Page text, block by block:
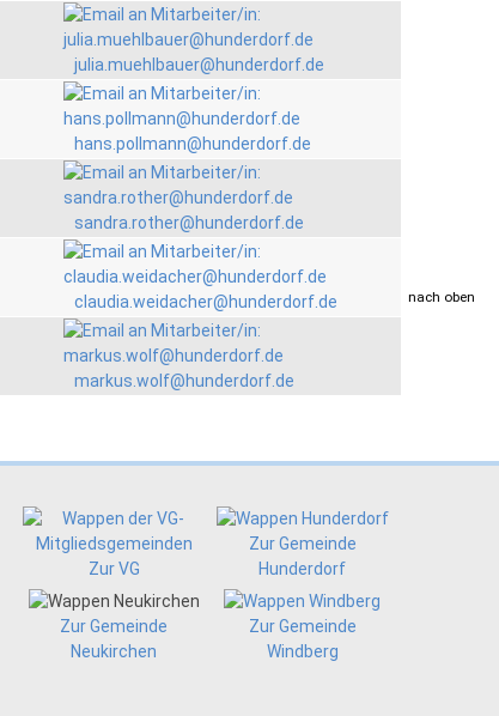
julia.muehlbauer@hunderdorf.de
hans.pollmann@hunderdorf.de
sandra.rother@hunderdorf.de
claudia.weidacher@hunderdorf.de
markus.wolf@hunderdorf.de
drucken nach oben
Zur VG
Zur Gemeinde
Hunderdorf
Zur Gemeinde
Neukirchen
Zur Gemeinde
Windberg